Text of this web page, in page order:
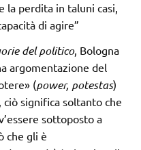
la perdita in taluni casi,
di agire”
del politico, Bologna
argomentazione del
(power, potestas)
ciò significa soltanto che
sottoposto a
che gli è